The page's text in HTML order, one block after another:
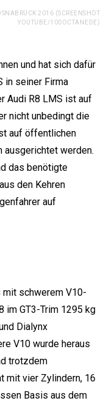
2016 (SCREENSHOT
YOUTUBE/100OCTANEDE)
und hat sich dafür
in seiner Firma
Audi R8 LMS ist auf
nicht unbedingt die
auf öffentlichen
ausgerichtet werden.
das benötigte
den Kehren
auf
mit schwerem V10-
im GT3-Trim 1295 kg
Dialynx
V10 wurde heraus
trotzdem
mit vier Zylindern, 16
Basis aus dem